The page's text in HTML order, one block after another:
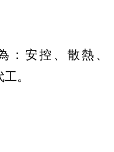
：安控、散熱、
。